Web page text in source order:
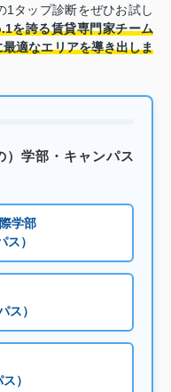
1タップ診断をぜひお試し
を誇る賃貸専門家チーム
適なエリアを導き出しま
）学部・キャンパス
学部
ス）
ス）
）